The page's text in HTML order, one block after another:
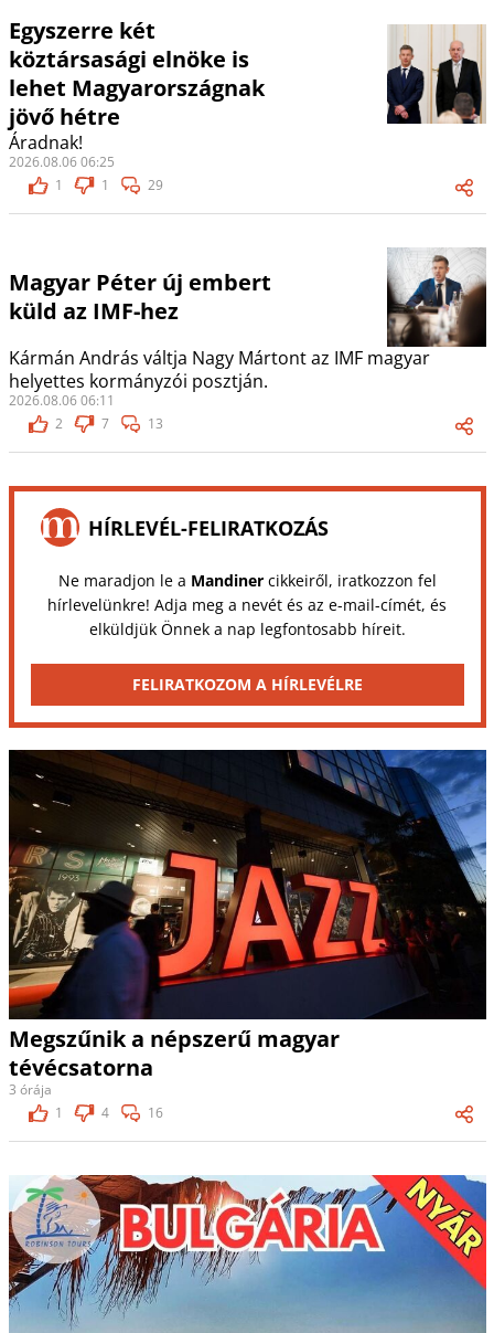
Egyszerre két
köztársasági elnöke is
lehet Magyarországnak
jövő hétre
Áradnak!
2026.08.06 06:25
1
1 29
Magyar Péter új embert
küld az IMF-hez
Kármán András váltja Nagy Mártont az IMF magyar
helyettes kormányzói posztján.
2026.08.06 06:11
2
7 13
HÍRLEVÉL-FELIRATKOZÁS
Ne maradjon le a Mandinercikkeiről, iratkozzon fel
hírlevelünkre! Adja meg a nevét és az e-mail-címét, és
elküldjük Önnek a nap legfontosabb híreit.
FELIRATKOZOM A HÍRLEVÉLRE
Megszűnik a népszerű magyar
tévécsatorna
3 órája
1
4 16